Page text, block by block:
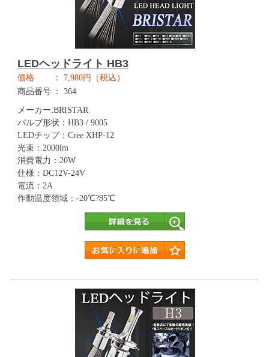
LEDヘッドライト HB3
価格
7,980円（税込）
商品番号
364
メーカー:BRISTAR
バルブ形状：HB3 / 9005
LEDチップ：Cree XHP-12
光束：2000lm
消費電力：20W
仕様：DC12V-24V
電流：2A
作動温度領域：-20℃?85℃